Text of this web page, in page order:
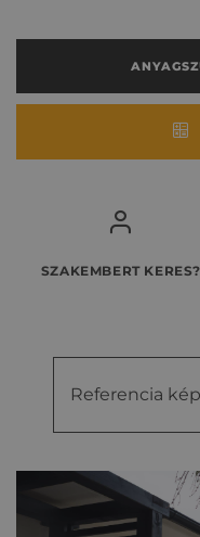
SZAKEMBERT KERES?
Referencia
Videók
képek